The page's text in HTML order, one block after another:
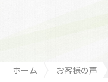
ホーム
お客様の声